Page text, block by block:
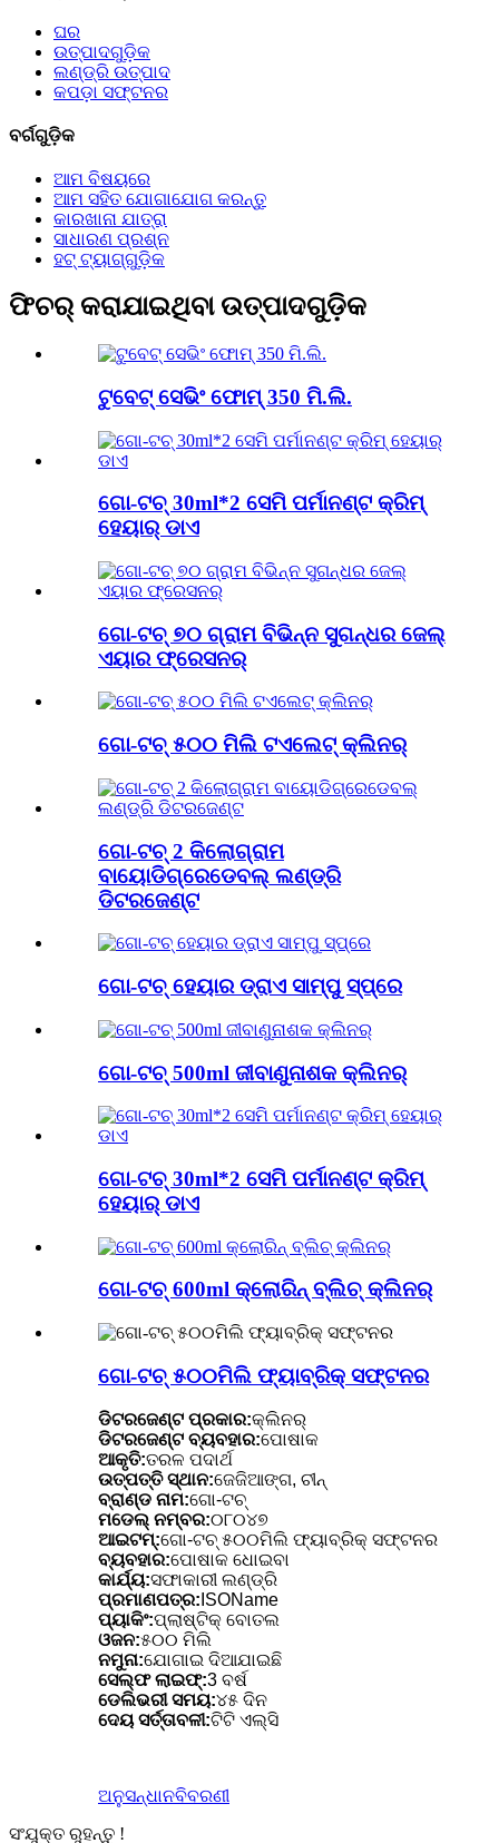
ଘର
ଉତ୍ପାଦଗୁଡ଼ିକ
ଲଣ୍ଡ୍ରି ଉତ୍ପାଦ
କପଡ଼ା ସଫ୍ଟନର
ବର୍ଗଗୁଡ଼ିକ
ଆମ ବିଷୟରେ
ଆମ ସହିତ ଯୋଗାଯୋଗ କରନ୍ତୁ
କାରଖାନା ଯାତ୍ରା
ସାଧାରଣ ପ୍ରଶ୍ନ
ହଟ୍ ଟ୍ୟାଗ୍‌ଗୁଡ଼ିକ
ଫିଚର୍ କରାଯାଇଥିବା ଉତ୍ପାଦଗୁଡ଼ିକ
ଟୁବେଟ୍ ସେଭିଂ ଫୋମ୍ 350 ମି.ଲି.
ଗୋ-ଟଚ୍ 30ml*2 ସେମି ପର୍ମାନଣ୍ଟ କ୍ରିମ୍
ହେୟାର୍ ଡାଏ
ଗୋ-ଟଚ୍ ୭୦ ଗ୍ରାମ ବିଭିନ୍ନ ସୁଗନ୍ଧର ଜେଲ୍
ଏୟାର ଫ୍ରେସନର୍
ଗୋ-ଟଚ୍ ୫୦୦ ମିଲି ଟଏଲେଟ୍ କ୍ଲିନର୍
ଗୋ-ଟଚ୍ 2 କିଲୋଗ୍ରାମ
ବାୟୋଡିଗ୍ରେଡେବଲ୍ ଲଣ୍ଡ୍ରି
ଡିଟରଜେଣ୍ଟ
ଗୋ-ଟଚ୍ ହେୟାର ଡ୍ରାଏ ସାମ୍ପୁ ସ୍ପ୍ରେ
ଗୋ-ଟଚ୍ 500ml ଜୀବାଣୁନାଶକ କ୍ଲିନର୍
ଗୋ-ଟଚ୍ 30ml*2 ସେମି ପର୍ମାନଣ୍ଟ କ୍ରିମ୍
ହେୟାର୍ ଡାଏ
ଗୋ-ଟଚ୍ 600ml କ୍ଲୋରିନ୍ ବ୍ଲିଚ୍ କ୍ଲିନର୍
ଗୋ-ଟଚ୍ ୫୦୦ମିଲି ଫ୍ୟାବ୍ରିକ୍ ସଫ୍ଟନର
ଡିଟରଜେଣ୍ଟ ପ୍ରକାର:କ୍ଲିନର୍
ଡିଟରଜେଣ୍ଟ ବ୍ୟବହାର:ପୋଷାକ
ଆକୃତି:ତରଳ ପଦାର୍ଥ
ଉତ୍ପତ୍ତି ସ୍ଥାନ:ଜେଜିଆଙ୍ଗ, ଚୀନ୍
ବ୍ରାଣ୍ଡ ନାମ:ଗୋ-ଟଚ୍
ମଡେଲ୍ ନମ୍ବର:୦୮୦୪୭
ଆଇଟମ୍:ଗୋ-ଟଚ୍ ୫୦୦ମିଲି ଫ୍ୟାବ୍ରିକ୍ ସଫ୍ଟନର
ବ୍ୟବହାର:ପୋଷାକ ଧୋଇବା
କାର୍ଯ୍ୟ:ସଫାକାରୀ ଲଣ୍ଡ୍ରି
ପ୍ରମାଣପତ୍ର: ISOName
ପ୍ୟାକିଂ:ପ୍ଲାଷ୍ଟିକ୍ ବୋତଲ
ଓଜନ:୫୦୦ ମିଲି
ନମୁନା:ଯୋଗାଇ ଦିଆଯାଇଛି
ସେଲ୍ଫ ଲାଇଫ୍:3 ବର୍ଷ
ଡେଲିଭରୀ ସମୟ:୪୫ ଦିନ
ଦେୟ ସର୍ତ୍ତାବଳୀ:ଟିଟି ଏଲ୍ସି
ଅନୁସନ୍ଧାନବିବରଣୀ
ସଂଯୁକ୍ତ ରୁହନ୍ତୁ !